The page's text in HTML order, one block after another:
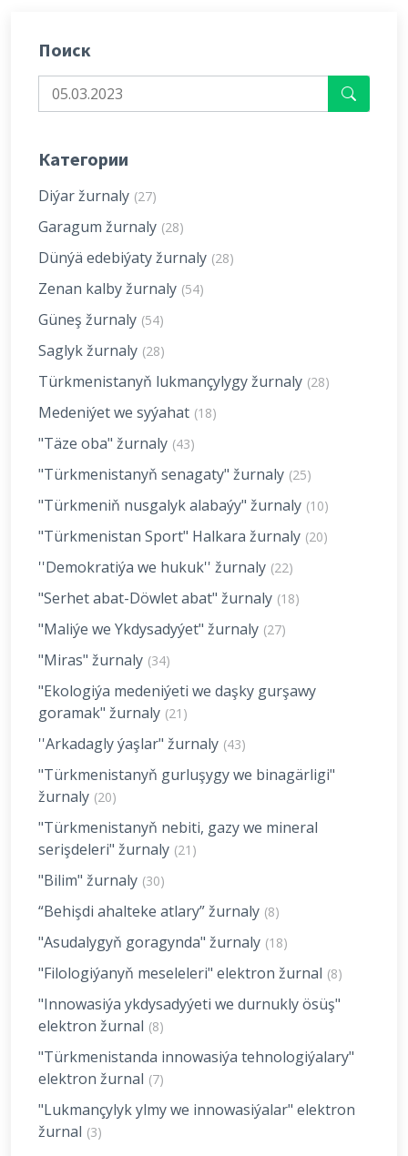
Поиск
Категории
Diýar žurnaly (27)
Garagum žurnaly (28)
Dünýä edebiýaty žurnaly (28)
Zenan kalby žurnaly (54)
Güneş žurnaly (54)
Saglyk žurnaly (28)
Türkmenistanyň lukmançylygy žurnaly (28)
Medeniýet we syýahat (18)
"Täze oba" žurnaly (43)
"Türkmenistanyň senagaty" žurnaly (25)
"Türkmeniň nusgalyk alabaýy" žurnaly (10)
"Türkmenistan Sport" Halkara žurnaly (20)
''Demokratiýa we hukuk'' žurnaly (22)
"Serhet abat-Döwlet abat" žurnaly (18)
"Maliýe we Ykdysadyýet" žurnaly (27)
"Miras" žurnaly (34)
"Ekologiýa medeniýeti we daşky gurşawy
goramak" žurnaly (21)
''Arkadagly ýaşlar" žurnaly (43)
"Türkmenistanyň gurluşygy we binagärligi"
žurnaly (20)
"Türkmenistanyň nebiti, gazy we mineral
serişdeleri" žurnaly (21)
"Bilim" žurnaly (30)
“Behişdi ahalteke atlary” žurnaly (8)
"Asudalygyň goragynda" žurnaly (18)
"Filologiýanyň meseleleri" elektron žurnal (8)
"Innowasiýa ykdysadyýeti we durnukly ösüş"
elektron žurnal (8)
"Türkmenistanda innowasiýa tehnologiýalary"
elektron žurnal (7)
"Lukmançylyk ylmy we innowasiýalar" elektron
žurnal (3)